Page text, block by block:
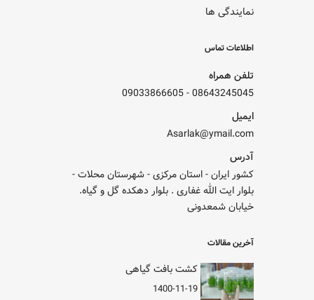
نمایندگی ها
اطلاعات تماس
تلفن همراه
08643245045
-
09033866605
ایمیل
Asarlak@ymail.com
آدرس
کشور ایران - استان مرکزی - شهرستان محلات -
بلوار ایت الله غفاری . بلوار دهکده گل و گیاه.
خیابان شمعدونی
آخرین مقالات
کشت بافت گیاهی
1400-11-19